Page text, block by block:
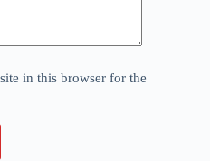
in this browser for the